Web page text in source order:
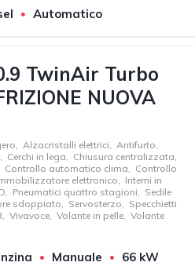
Automatico
TwinAir Turbo
NUOVA
, Alzacristalli elettrici, Antifurto,
, Cerchi in lega, Chiusura centralizzata,
Controllo automatico clima, Controllo
elettronico, Interni in
, Pneumatici quattro stagioni, Sedile
sdoppiato, Servosterzo, Specchietti
, Vivavoce, Volante in pelle, Volante
Manuale
66 kW